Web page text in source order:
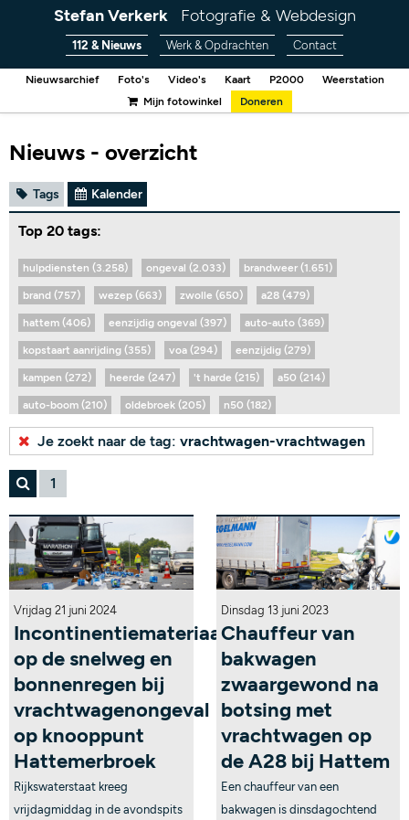
Stefan Verkerk Fotografie & Webdesign
112 & Nieuws Werk & Opdrachten Contact
Nieuwsarchief Foto's Video's Kaart P2000
Weerstation
Mijn fotowinkel
Doneren
Nieuws - overzicht
Tags Kalender
Top 20 tags:
hulpdiensten (3.258) ongeval (2.033) brandweer (1.651)
brand (757) wezep (663) zwolle (650) a28 (479)
hattem (406) eenzijdig ongeval (397) auto-auto (369)
kopstaart aanrijding (355) voa (294) eenzijdig (279)
kampen (272) heerde (247) 't harde (215) a50 (214)
auto-boom (210) oldebroek (205) n50 (182)
Bekijk alle tags...
Je zoekt naar de tag: vrachtwagen-vrachtwagen
1
Vrijdag 21 juni 2024
Incontinentiemateriaal
op de snelweg en
bonnenregen bij
vrachtwagenongeval
op knooppunt
Hattemerbroek
Rijkswaterstaat kreeg
vrijdagmiddag in de avondspits
Dinsdag 13 juni 2023
Chauffeur van
bakwagen
zwaargewond na
botsing met
vrachtwagen op
de A28 bij Hattem
Een chauffeur van een
bakwagen is dinsdagochtend